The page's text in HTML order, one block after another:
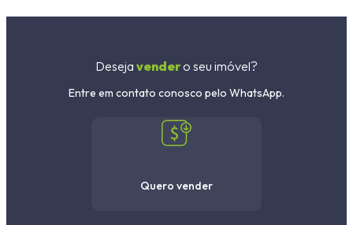
Deseja vendero seu imóvel?
Entre em contato conosco pelo WhatsApp.
Quero vender